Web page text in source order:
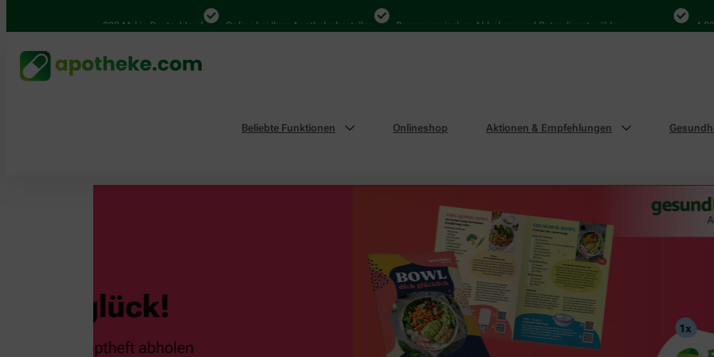
4.000 Mal in Deutschland Online bei Ihrer Apotheke bestellen Bequem zwischen Abholung und Botendienst wählen 4.000
Beliebte Funktionen Onlineshop Aktionen & Empfehlungen